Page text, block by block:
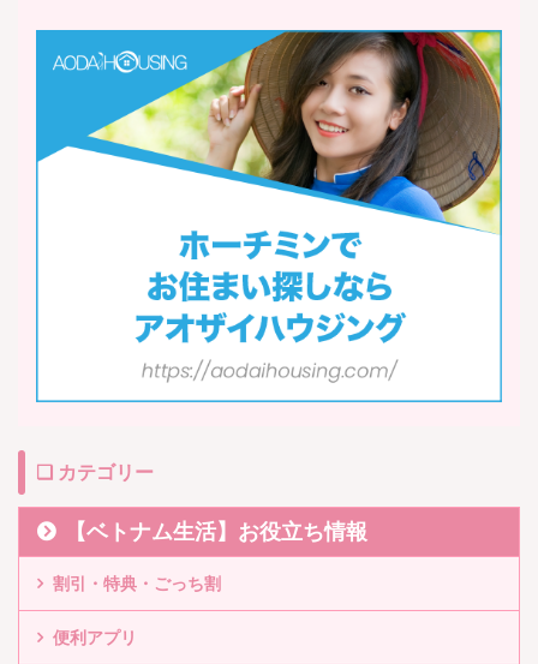
❏ カテゴリー
【ベトナム生活】お役立ち情報
割引・特典・ごっち割
便利アプリ